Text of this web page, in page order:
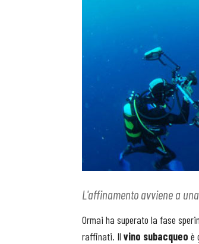
L'affinamento avviene a
Ormai ha superato la fase
raffinati. Il vino subacqueo è